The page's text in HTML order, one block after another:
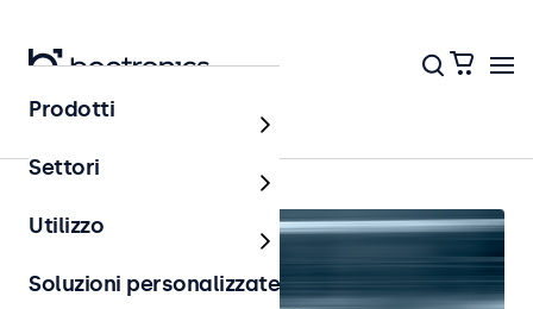
Ferrovia
Prodotti
Settori
Utilizzo
Soluzioni personalizzate